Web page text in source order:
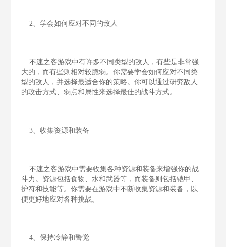
2、学会如何应对不同的敌人
不速之客游戏中有许多不同类型的敌人，有些是非常强
大的，而有些则相对较脆弱。你需要学会如何应对不同类
型的敌人，并选择最适合你的策略。你可以通过研究敌人
的攻击方式、弱点和属性来选择最佳的战斗方式。
3、收集资源和装备
不速之客游戏中需要收集各种资源和装备来增强你的战
斗力。资源包括食物、水和武器等，而装备则包括铠甲、
护符和技能等。你需要在游戏中不断收集资源和装备，以
便更好地应对各种挑战。
4、保持冷静和警觉